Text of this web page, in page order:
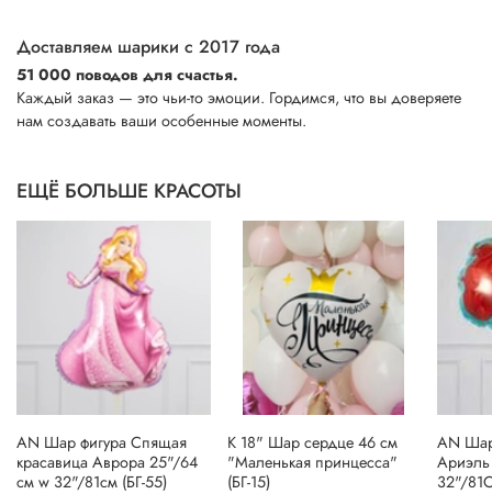
Доставляем шарики с 2017 года
51 000 поводов для счастья.
Каждый заказ — это чьи-то эмоции. Гордимся, что вы доверяете
нам создавать ваши особенные моменты.
ЕЩЁ БОЛЬШЕ КРАСОТЫ
AN Шар фигура Спящая
красавица Аврора 25"/64
см w 32"/81см (БГ-55)
К 18" Шар сердце 46 см
"Маленькая принцесса"
(БГ-15)
AN Шар
32"/